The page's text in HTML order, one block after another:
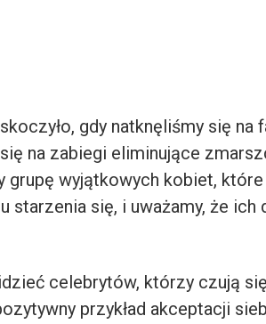
gdy natknęliśmy się na
na zabiegi eliminujące
grupę wyjątkowych kobiet,
starzenia się, i uważamy, że ich
celebrytów, którzy czują
przykład akceptacji